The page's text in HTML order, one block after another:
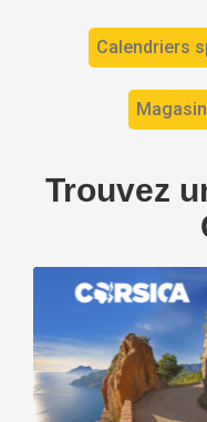
Calendriers
Trouvez